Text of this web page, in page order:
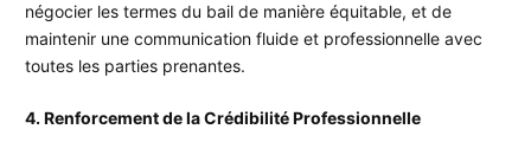
négocier les termes du bail de manière équitable, et de
maintenir une communication fluide et professionnelle avec
toutes les parties prenantes.
4. Renforcement de la Crédibilité Professionnelle